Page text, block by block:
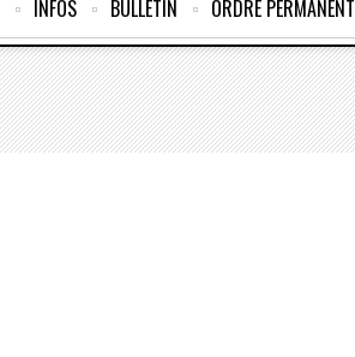
INFOS BULLETIN ORDRE PERMANENT